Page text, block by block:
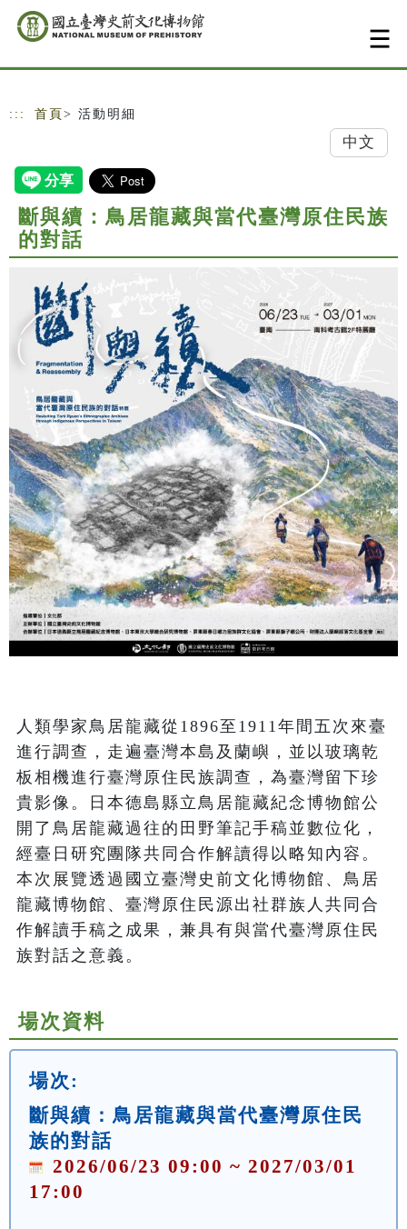
跳到主要內容
網站導覽
::: 首頁 > 活動明細
中文
斷與續：鳥居龍藏與當代臺灣原住民族
的對話
人類學家鳥居龍藏從1896至1911年間五次來臺
進行調查，走遍臺灣本島及蘭嶼，並以玻璃乾
板相機進行臺灣原住民族調查，為臺灣留下珍
貴影像。日本德島縣立鳥居龍藏紀念博物館公
開了鳥居龍藏過往的田野筆記手稿並數位化，
經臺日研究團隊共同合作解讀得以略知內容。
本次展覽透過國立臺灣史前文化博物館、鳥居
龍藏博物館、臺灣原住民源出社群族人共同合
作解讀手稿之成果，兼具有與當代臺灣原住民
族對話之意義。
場次資料
場次:
斷與續：鳥居龍藏與當代臺灣原住民
族的對話
2026/06/23 09:00 ~ 2027/03/01
17:00